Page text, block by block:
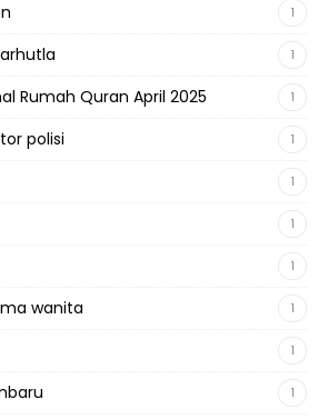
1
1
Rumah Quran April 2025 1
polisi 1
1
1
1
wanita 1
1
1